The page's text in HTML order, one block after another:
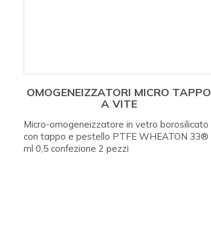
OMOGENEIZZATORI MICRO TAPPO
A VITE
Micro-omogeneizzatore in vetro borosilicato
con tappo e pestello PTFE WHEATON 33®
ml 0,5 confezione 2 pezzi